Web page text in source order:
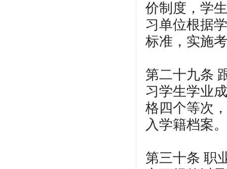
价制度，学
习单位根据
标准，实施
第二十九条
习学生学业
格四个等次
入学籍档案
第三十条 职